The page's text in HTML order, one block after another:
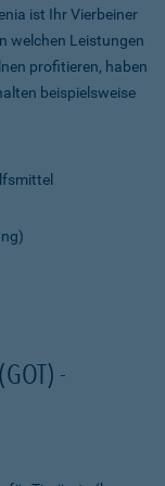
ist Ihr Vierbeiner
welchen Leistungen
profitieren, haben
beispielsweise
-